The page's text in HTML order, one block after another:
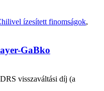
ízesített finomságok,
GaBko
visszaváltási díj (a